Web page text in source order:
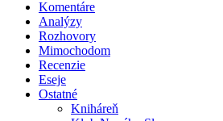
Komentáre
Analýzy
Rozhovory
Mimochodom
Recenzie
Eseje
Ostatné
Kniháreň